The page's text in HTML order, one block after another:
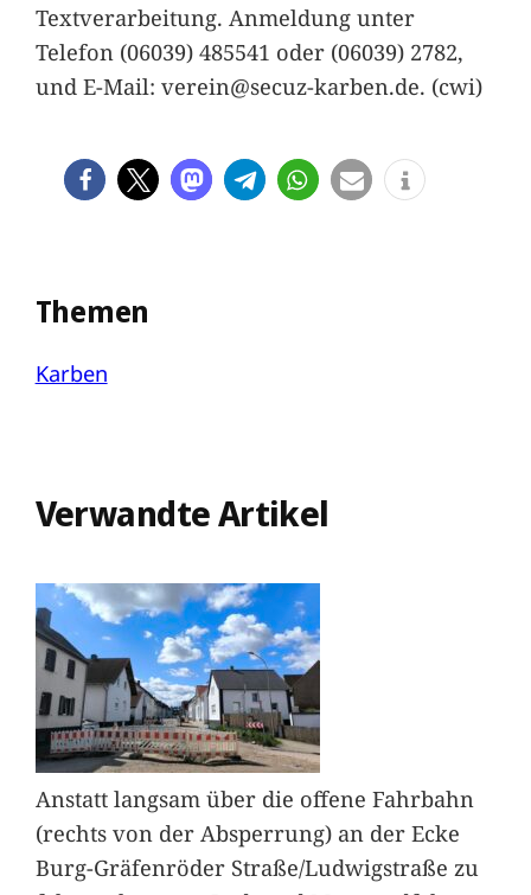
Textverarbeitung. Anmeldung unter
Telefon (06039) 485541 oder (06039) 2782,
und E-Mail: verein@secuz-karben.de. (cwi)
Themen
Karben
Verwandte Artikel
Anstatt langsam über die offene Fahrbahn
(rechts von der Absperrung) an der Ecke
Burg-Gräfenröder Straße/Ludwigstraße zu